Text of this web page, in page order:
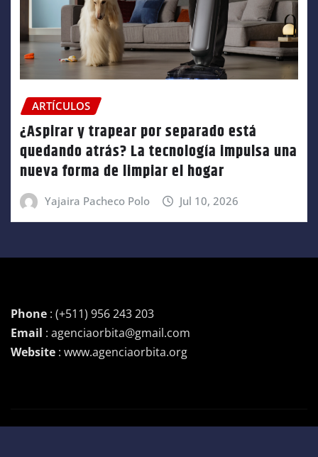
ARTÍCULOS
¿Aspirar y trapear por separado está
quedando atrás? La tecnología impulsa una
nueva forma de limpiar el hogar
Yajaira Pacheco Polo Jul 10, 2026
Phone : (+511) 956 243 203
Email : agenciaorbita@gmail.com
Website : www.agenciaorbita.org